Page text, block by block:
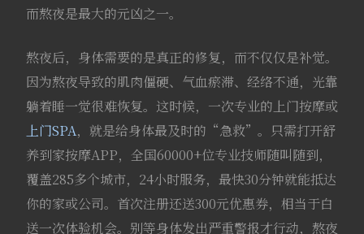
而熬夜是最大的元凶之一。
熬夜后，身体需要的是真正的修复，而不仅仅是补觉。
因为熬夜导致的肌肉僵硬、气血瘀滞、经络不通，光靠
躺着睡一觉很难恢复。这时候，一次专业的上门按摩或
上门SPA，就是给身体最及时的“急救”。只需打开舒
养到家按摩APP，全国60000+位专业技师随叫随到，
覆盖285多个城市，24小时服务，最快30分钟就能抵达
你的家或公司。首次注册还送300元优惠券，相当于白
送一次体验机会。别等身体发出严重警报才行动，熬夜